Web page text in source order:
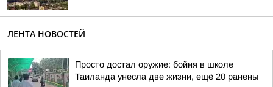
ЛЕНТА НОВОСТЕЙ
Просто достал оружие: бойня в школе
Таиланда унесла две жизни, ещё 20 ранены